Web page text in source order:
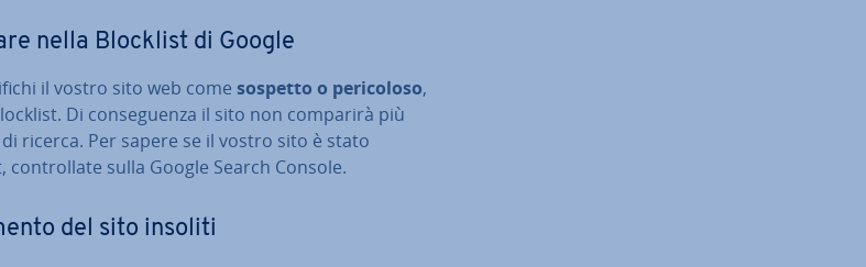
nella Blocklist di Google
il vostro sito web come sospetto o pe­ri­co­lo­so,
Di con­se­guen­za il sito non comparirà più
ricerca. Per sapere se il vostro sito è stato
con­trol­la­te sulla Google Search Console.
del sito insoliti